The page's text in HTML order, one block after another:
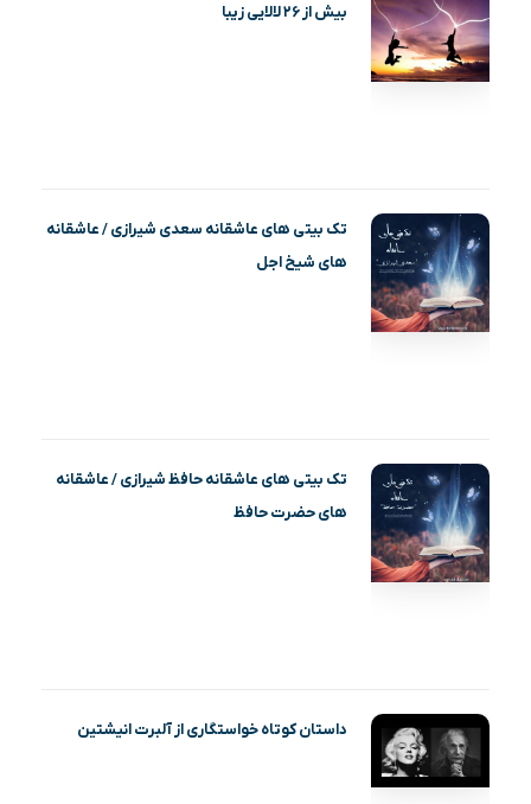
بیش از ۲۶ لالایی زیبا
تک بیتی های عاشقانه سعدی شیرازی / عاشقانه
های شیخ اجل
تک بیتی های عاشقانه حافظ شیرازی / عاشقانه
های حضرت حافظ
داستان کوتاه خواستگاری از آلبرت انیشتین